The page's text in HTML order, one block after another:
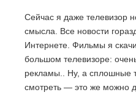
Сейчас я даже телевизор
смысла. Все новости
Интернете. Фильмы я
большом телевизоре:
рекламы.. Ну, а сплошные
смотреть — это же можно